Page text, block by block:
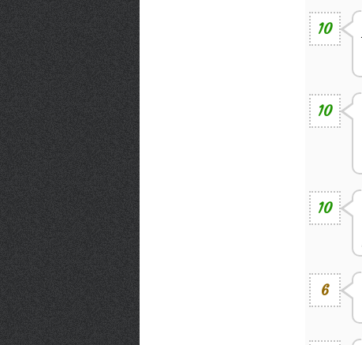
10
10
10
6